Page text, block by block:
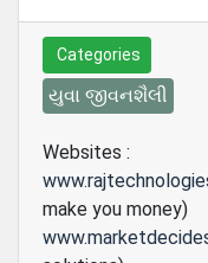
Categories
યુવા જીવનશૈલી
Websites :
make you money)